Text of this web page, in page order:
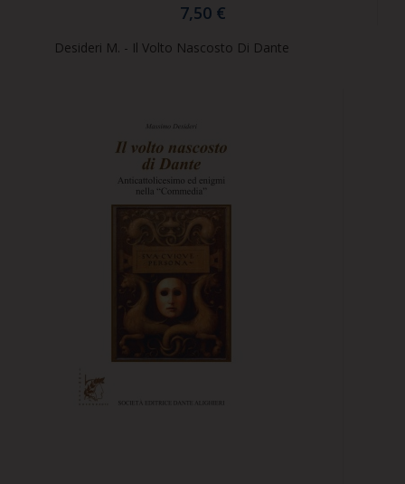
7,50 €
Desideri M. - Il Volto Nascosto Di Dante